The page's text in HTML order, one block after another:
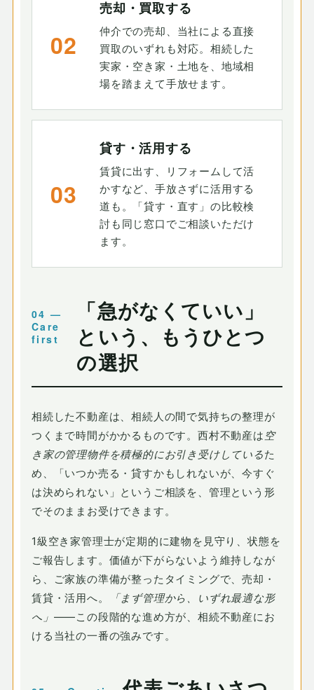
02
売却・買取する
仲介での売却、当社による直接
買取のいずれも対応。相続した
実家・空き家・土地を、地域相
場を踏まえて手放せます。
03
貸す・活用する
賃貸に出す、リフォームして活
かすなど、手放さずに活用する
道も。「貸す・直す」の比較検
討も同じ窓口でご相談いただけ
ます。
「急がなくていい」
という、もうひとつ
の選択
相続した不動産は、相続人の間で気持ちの整理が
つくまで時間がかかるものです。西村不動産は 空
き家の管理物件を積極的にお引き受けしているた
め、「いつか売る・貸すかもしれないが、今すぐ
は決められない」というご相談を、管理という形
でそのままお受けできます。
1級空き家管理士が定期的に建物を見守り、状態を
ご報告します。価値が下がらないよう維持しなが
ら、ご家族の準備が整ったタイミングで、売却・
賃貸・活用へ。
「まず管理から、いずれ最適な形
へ」 ——この段階的な進め方が、相続不動産にお
ける当社の一番の強みです。